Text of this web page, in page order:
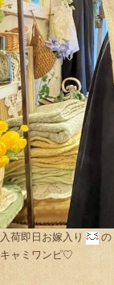
入荷即日お嫁入り
の
キャミワンピ♡